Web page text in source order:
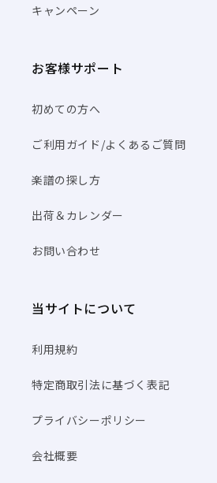
キャンペーン
お客様サポート
初めての方へ
ご利用ガイド/よくあるご質問
楽譜の探し方
出荷＆カレンダー
お問い合わせ
当サイトについて
利用規約
特定商取引法に基づく表記
プライバシーポリシー
会社概要